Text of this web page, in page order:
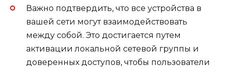
Важно подтвердить, что все устройства в
вашей сети могут взаимодействовать
между собой. Это достигается путем
активации локальной сетевой группы и
доверенных доступов, чтобы пользователи